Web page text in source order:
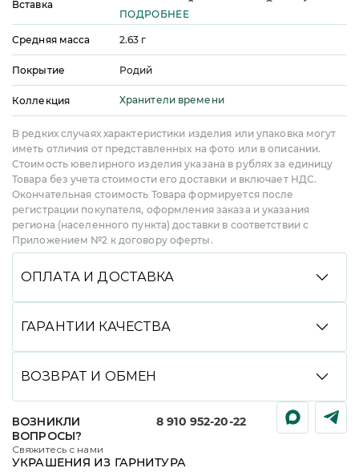
Вставка
количество - 2 шт, огранка - Овал, общая
масса - 2,03 ct, цвет - 2, чистота - 2
Бриллиант (природный): количество - 2 шт,
огранка - Круг, общая масса - 0,07 ct, цвет -
Бриллиант (природный): количество - 4 шт,
огранка - Круг, общая масса - 0,03 ct, цвет -
4, чистота - 5, качество огранки - А
ПОДРОБНЕЕ
Средняя масса 2.63 г
Покрытие Родий
Коллекция Хранители времени
В редких случаях характеристики изделия или упаковка могут
иметь отличия от представленных на фото или в описании.
Стоимость ювелирного изделия указана в рублях за единицу
Товара без учета стоимости его доставки и включает НДС.
Окончательная стоимость Товара формируется после
регистрации покупателя, оформления заказа и указания
региона (населенного пункта) доставки в соответствии с
Приложением №2 к договору оферты.
ОПЛАТА И ДОСТАВКА
банковской картой онлайн, через СБП, Долями,
сервиса Яндекс Сплит, а также при получении
службами CDEK и DPD до пункта выдачи или
ЭКСПРЕСС-ДОСТАВКА:
Для некоторых регионов
доступна услуга платной экспресс-доставки,
информацию об этом можно найти в корзине при
ГАРАНТИИ КАЧЕСТВА
продукции. Подтверждениями подлинности
нанесенный на каждое изделие, фирменная бирка
со всей обязательной информацией, клеймо
пробирной инспекции (для изделий, подлежащих
обязательному клеймению) и уникальный
идентификационный номер украшения,
ВОЗВРАТ И ОБМЕН
Вы можете вернуть или обменять любое наше
украшение, купленное дистанционно, в течение
7 дней с момента получения товара. Просто
оформите заявку на возврат или обмен в личном
кабинете, дождитесь ее подтверждения
ВОЗНИКЛИ
ВОПРОСЫ?
Свяжитесь с нами
8 910 952-20-22
УКРАШЕНИЯ ИЗ ГАРНИТУРА